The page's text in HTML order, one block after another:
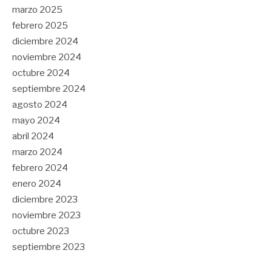
marzo 2025
febrero 2025
diciembre 2024
noviembre 2024
octubre 2024
septiembre 2024
agosto 2024
mayo 2024
abril 2024
marzo 2024
febrero 2024
enero 2024
diciembre 2023
noviembre 2023
octubre 2023
septiembre 2023